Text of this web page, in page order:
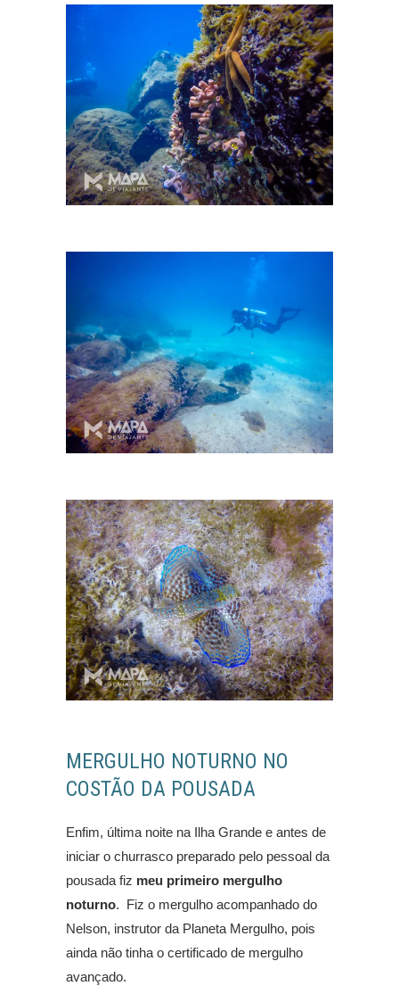
MERGULHO NOTURNO NO
COSTÃO DA POUSADA
Enfim, última noite na Ilha Grande e antes de
iniciar o churrasco preparado pelo pessoal da
pousada fiz meu primeiro mergulho
noturno. Fiz o mergulho acompanhado do
Nelson, instrutor da Planeta Mergulho, pois
ainda não tinha o certificado de mergulho
avançado.